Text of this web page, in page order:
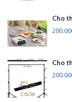
Cho
Cho